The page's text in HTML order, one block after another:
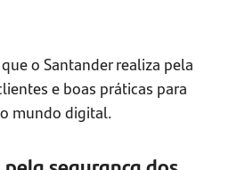
o Santander realiza pela
e boas práticas para
mundo digital.